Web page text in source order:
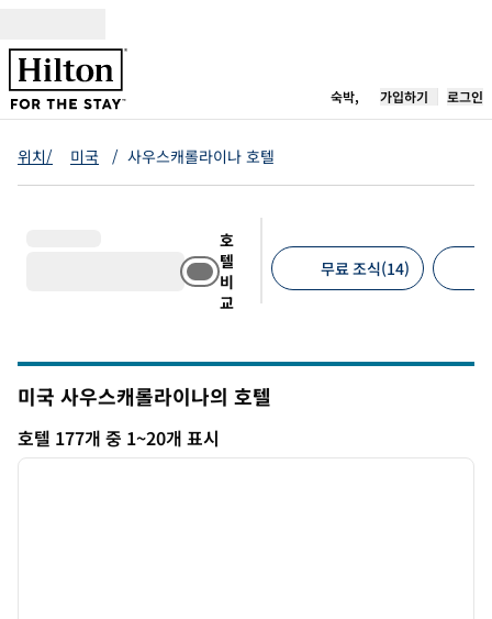
숙박, 새 탭 열림
가입하기 로그인
위치/ 미국 / 사우스캐롤라이나 호텔
호
텔
비
교
무료 조식(14)
미국 사우스캐롤라이나의 호텔
호텔 177개 중 1~20개 표시
호텔 177개 표시
1/11
다음